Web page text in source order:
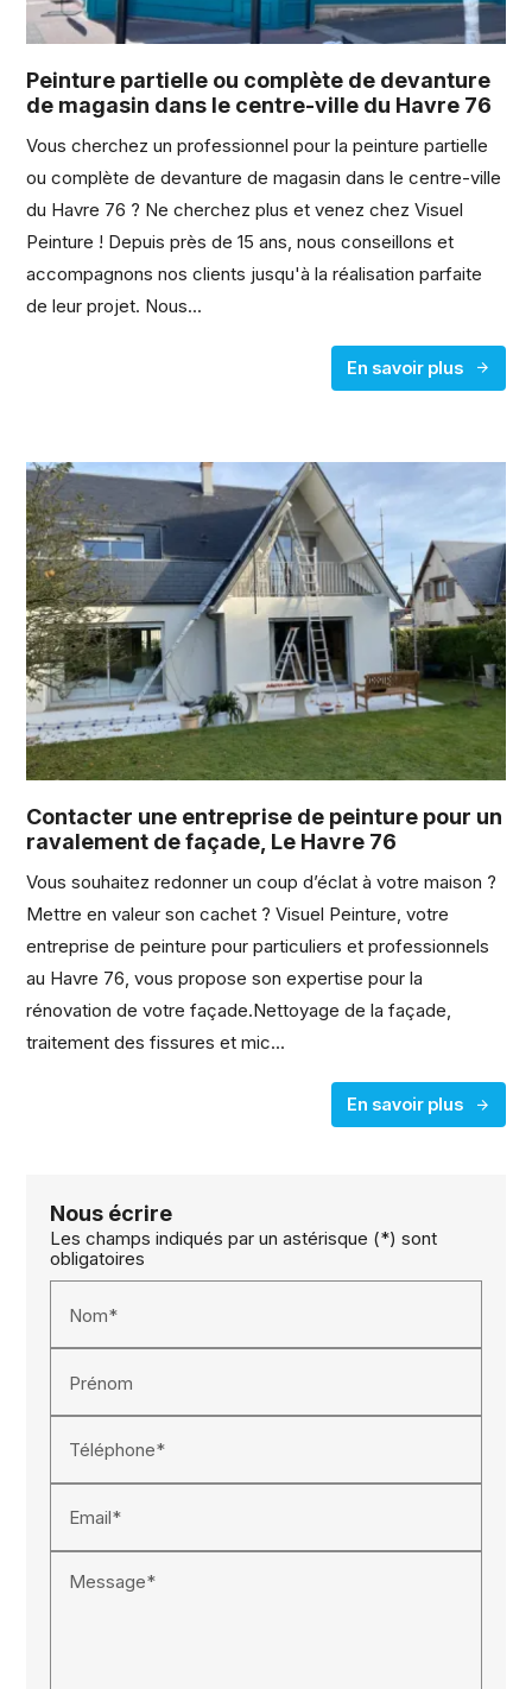
Peinture partielle ou complète de devanture
de magasin dans le centre-ville du Havre 76
Vous cherchez un professionnel pour la peinture partielle
ou complète de devanture de magasin dans le centre-ville
du Havre 76 ? Ne cherchez plus et venez chez Visuel
Peinture ! Depuis près de 15 ans, nous conseillons et
accompagnons nos clients jusqu'à la réalisation parfaite
de leur projet. Nous...
En savoir plus
Contacter une entreprise de peinture pour un
ravalement de façade, Le Havre 76
Vous souhaitez redonner un coup d’éclat à votre maison ?
Mettre en valeur son cachet ? Visuel Peinture, votre
entreprise de peinture pour particuliers et professionnels
au Havre 76, vous propose son expertise pour la
rénovation de votre façade.Nettoyage de la façade,
traitement des fissures et mic...
En savoir plus
Nous écrire
Les champs indiqués par un astérisque (*) sont
obligatoires
Nom*
Prénom
Téléphone*
Email*
Message*